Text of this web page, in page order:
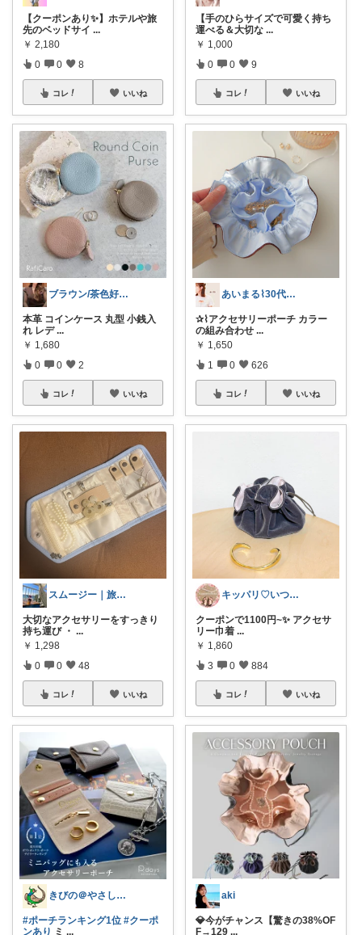
【クーポンあり✨】ホテルや旅
先のベッドサイ ...
￥ 2,180
0 0 8
コレ いいね
ブラウン/茶色好き🤎ノブたん
本革 コインケース 丸型 小銭入
れ レデ ...
￥ 1,680
0 0 2
コレ いいね
スムージー｜旅行と暮らしの便利グッズ
大切なアクセサリーをすっきり
持ち運び ・ ...
￥ 1,298
0 0 48
コレ いいね
きびの＠やさしさで暮らしをデザイン
#ポーチランキング1位 #クーポ
ンあり ミ ...
【手のひらサイズで可愛く持ち
運べる＆大切な ...
￥ 1,000
0 0 9
コレ いいね
あいまる⌇30代ワーママの暮らしと育児
✰⌇アクセサリーポーチ カラー
の組み合わせ ...
￥ 1,650
1 0 626
コレ いいね
キッパリ♡いつもありがとうございます🌸
クーポンで1100円~✨ アクセサ
リー巾着 ...
￥ 1,860
3 0 884
コレ いいね
aki
💎今がチャンス【驚きの38%OF
F→129 ...